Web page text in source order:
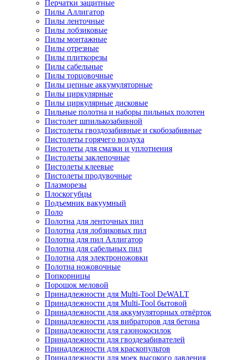
Перчатки защитные
Пилы Аллигатор
Пилы ленточные
Пилы лобзиковые
Пилы монтажные
Пилы отрезные
Пилы плиткорезы
Пилы сабельные
Пилы торцовочные
Пилы цепные аккумуляторные
Пилы циркулярные
Пилы циркулярные дисковые
Пильные полотна и наборы пильных полотен
Пистолет шпилькозабивной
Пистолеты гвоздозабивные и скобозабивные
Пистолеты горячего воздуха
Пистолеты для смазки и уплотнения
Пистолеты заклепочные
Пистолеты клеевые
Пистолеты продувочные
Плазморезы
Плоскогубцы
Подъемник вакуумный
Поло
Полотна для ленточных пил
Полотна для лобзиковых пил
Полотна для пил Аллигатор
Полотна для сабельных пил
Полотна для электроножовки
Полотна ножовочные
Попкорницы
Порошок меловой
Принадлежности для Multi-Tool DeWALT
Принадлежности для Multi-Tool бытовой
Принадлежности для аккумуляторных отвёрток
Принадлежности для вибраторов для бетона
Принадлежности для газонокосилок
Принадлежности для гвоздезабивателей
Принадлежности для краскопультов
Принадлежности для моек высокого давления